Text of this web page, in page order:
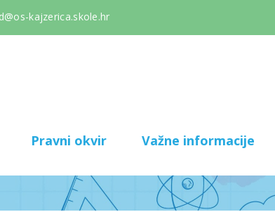
kajzerica.skole.hr
Pravni okvir Važne informacije